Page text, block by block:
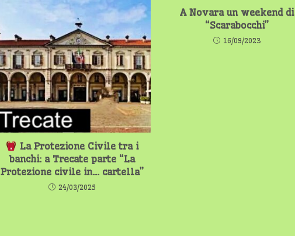
La Protezione Civile tra i
banchi: a Trecate parte “La
Protezione civile in… cartella”
24/03/2025
A Novara un weekend di
“Scarabocchi”
16/09/2023